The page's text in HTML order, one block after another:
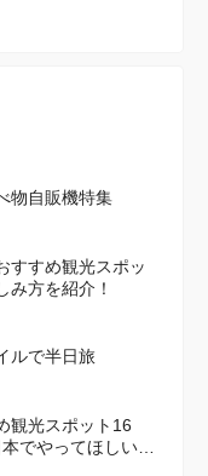
物自販機特集
すすめ観光スポッ
み方を紹介！
ルで半日旅
観光スポット16
でやってほしいこ